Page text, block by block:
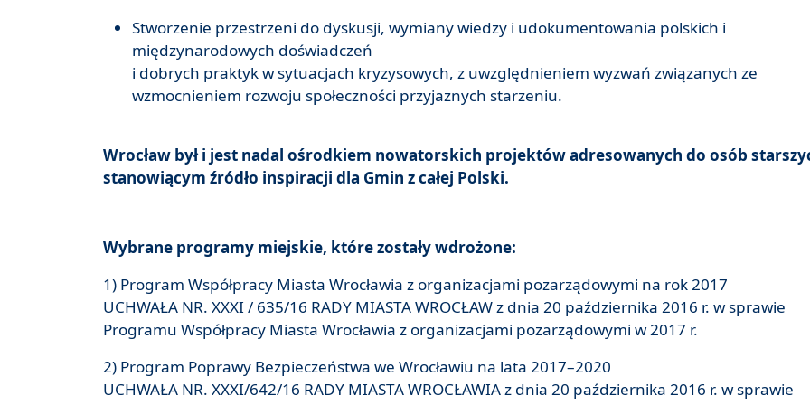
Stworzenie przestrzeni do dyskusji, wymiany wiedzy i udokumentowania polskich i
międzynarodowych doświadczeń
i dobrych praktyk w sytuacjach kryzysowych, z uwzględnieniem wyzwań związanych ze
wzmocnieniem rozwoju społeczności przyjaznych starzeniu.
Wrocław był i jest nadal ośrodkiem nowatorskich projektów adresowanych do osób
stanowiącym źródło inspiracji dla Gmin z całej Polski.
Wybrane programy miejskie, które zostały wdrożone:
1) Program Współpracy Miasta Wrocławia z organizacjami pozarządowymi na rok 2017
UCHWAŁA NR. XXXI / 635/16 RADY MIASTA WROCŁAW z dnia 20 października 2016 r. w sprawie
Programu Współpracy Miasta Wrocławia z organizacjami pozarządowymi w 2017 r.
2) Program Poprawy Bezpieczeństwa we Wrocławiu na lata 2017–2020
UCHWAŁA NR. XXXI/642/16 RADY MIASTA WROCŁAWIA z dnia 20 października 2016 r. w sprawie